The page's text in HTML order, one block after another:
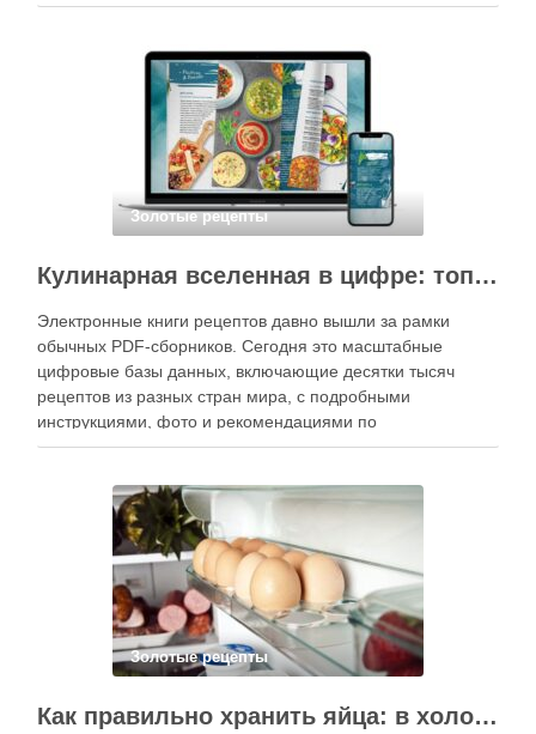
специального оборудования, однако на практике сделать
кухне. Главное — …
Золотые рецепты
Кулинарная вселенная в цифре: топ-3 самых больших электронных книг рецептов
Электронные книги рецептов давно вышли за рамки
обычных PDF-сборников. Сегодня это масштабные
цифровые базы данных, включающие десятки тысяч
рецептов из разных стран мира, с подробными
инструкциями, фото и рекомендациями по
приготовлению. В отличие от печатных изданий,
контент, расширять коллекции блюд и добавлять новые
функции. Ниже …
Золотые рецепты
Как правильно хранить яйца: в холодильнике или на полке?